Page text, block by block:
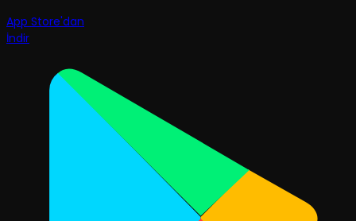
App Store'dan
İndir